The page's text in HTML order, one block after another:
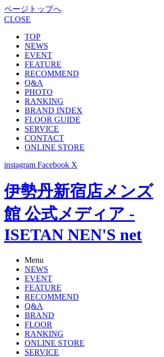
ページトップへ
CLOSE
TOP
NEWS
EVENT
FEATURE
RECOMMEND
Q&A
PHOTO
RANKING
BRAND INDEX
FLOOR GUIDE
SERVICE
CONTACT
ONLINE STORE
instagram Facebook X
伊勢丹新宿店メンズ
館 公式メディア -
ISETAN NEN'S net
Menu
NEWS
EVENT
FEATURE
RECOMMEND
Q&A
BRAND
FLOOR
RANKING
ONLINE STORE
SERVICE